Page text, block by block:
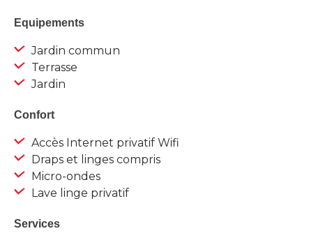
Equipements
Jardin commun
Terrasse
Jardin
Confort
Accès Internet privatif Wifi
Draps et linges compris
Micro-ondes
Lave linge privatif
Services